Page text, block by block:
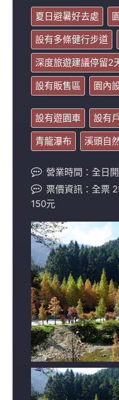
夏日避暑好去處
設有多條健行步道
深度旅遊建議停留2
設有販售區
園內
設有遊園車 設有
青龍瀑布
溪頭自
營業時間：全日
票價資訊：全票
150元